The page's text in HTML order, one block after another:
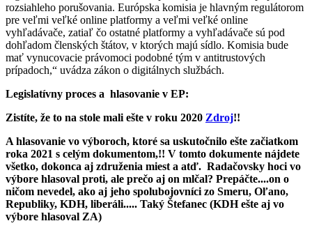
rozsiahleho porušovania. Európska komisia je hlavným regulátorom
pre veľmi veľké online platformy a veľmi veľké online
vyhľadávače, zatiaľ čo ostatné platformy a vyhľadávače sú pod
dohľadom členských štátov, v ktorých majú sídlo. Komisia bude
mať vynucovacie právomoci podobné tým v antitrustových
prípadoch,“ uvádza zákon o digitálnych službách.
Legislatívny proces a hlasovanie v EP:
Zistíte, že to na stole mali ešte v roku 2020 Zdroj!!
A hlasovanie vo výboroch, ktoré sa uskutočnilo ešte začiatkom
roka 2021 s celým dokumentom,!! V tomto dokumente nájdete
všetko, dokonca aj združenia miest a atď. Radačovsky hoci vo
výbore hlasoval proti, ale prečo aj on mlčal? Prepáčte....on o
ničom nevedel, ako aj jeho spolubojovníci zo Smeru, Oľano,
Republiky, KDH, liberáli..... Taký Štefanec (KDH ešte aj vo
výbore hlasoval ZA)